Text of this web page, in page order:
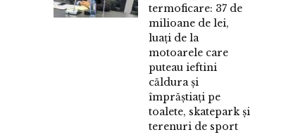
termoficare: 37 de
milioane de lei,
luați de la
motoarele care
puteau ieftini
căldura și
împrăștiați pe
toalete, skatepark și
terenuri de sport